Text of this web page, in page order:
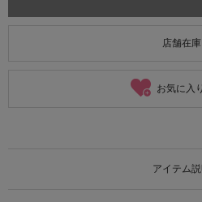
店舗在庫
お気に入
アイテム